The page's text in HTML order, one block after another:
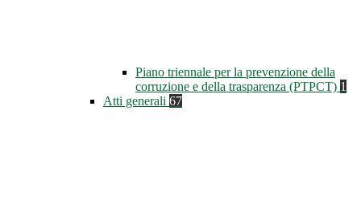
Piano triennale per la prevenzione della
corruzione e della trasparenza (PTPCT) 1
Atti generali 67